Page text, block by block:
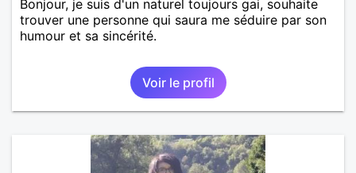
Bonjour, je suis d'un naturel toujours gai, souhaite
trouver une personne qui saura me séduire par son
humour et sa sincérité.
Voir le profil